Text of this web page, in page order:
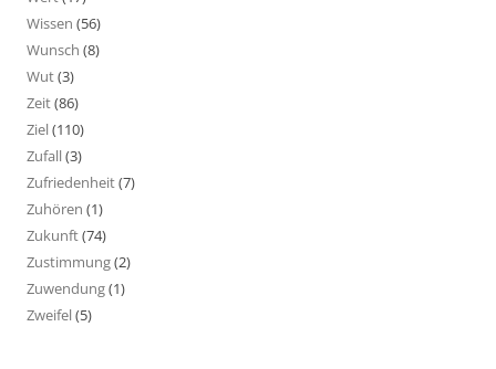
Wissen (56)
Wunsch (8)
Wut(3)
Zeit(86)
Ziel(110)
Zufall(3)
Zufriedenheit(7)
Zuhören (1)
Zukunft(74)
Zustimmung(2)
Zuwendung(1)
Zweifel(5)